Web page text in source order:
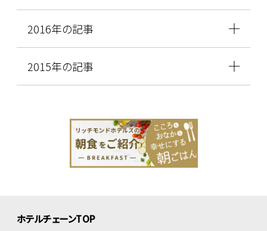
2016年の記事
2015年の記事
ホテルチェーンTOP